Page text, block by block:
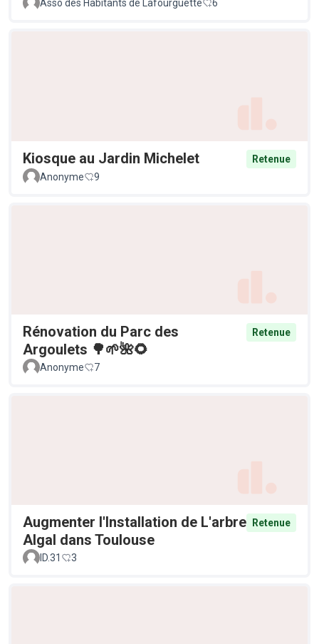
Asso des Habitants de Lafourguette
6
Kiosque au Jardin Michelet
Retenue
Anonyme
9
Rénovation du Parc des
Argoulets 🌳🌱🌺🌻
Retenue
Anonyme 7
Augmenter l'Installation de L'arbre
Algal dans Toulouse
Retenue
ID.31 3